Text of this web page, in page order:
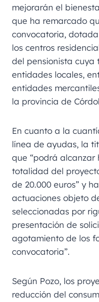
mejorarán el
que ha remarcado
convocatoria,
los centros
del pensionista
entidades locales,
entidades
la provincia de
En cuanto a la
línea de ayudas, la
que “podrá alcanzar
totalidad del
de 20.000 euros” y
actuaciones objeto
seleccionadas por
presentación de
agotamiento de los
convocatoria”.
Según Pozo, los
reducción del